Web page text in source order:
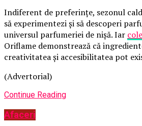
Indiferent de preferințe, sezonul
să experimentezi și să descoperi
universul parfumeriei de nișă. Iar
Oriflame demonstrează că
creativitatea și accesibilitatea pot
(Advertorial)
Continue Reading
Afaceri